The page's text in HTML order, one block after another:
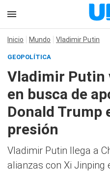
Inicio Mundo Vladimir Putin
GEOPOLÍTICA
Vladimir Putin
en busca de
Donald Trump
presión
Vladimir Putin llega a
alianzas con Xi Jinping